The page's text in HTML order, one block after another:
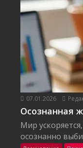
07.01.2026
Осознанная
Мир
осознанно